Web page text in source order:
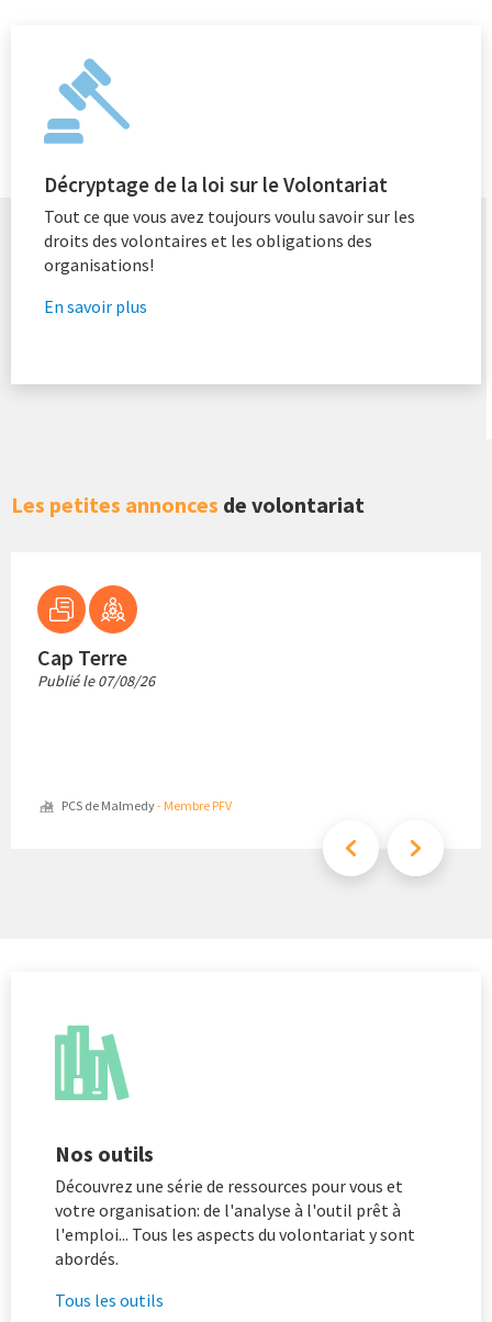
Décryptage de la loi sur le Volontariat
Tout ce que vous avez toujours voulu savoir sur les
droits des volontaires et les obligations des
organisations!
En savoir plus
Les petites annonces de volontariat
Cap Terre
Publié le07/08/26
PCS de Malmedy- Membre PFV
Nos outils
Découvrez une série de ressources pour vous et
votre organisation: de l'analyse à l'outil prêt à
l'emploi... Tous les aspects du volontariat y sont
abordés.
Tous les outils